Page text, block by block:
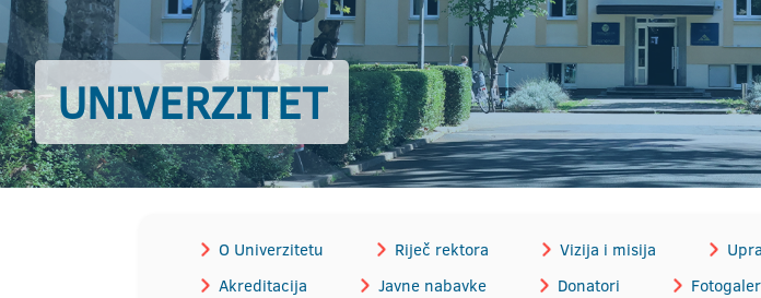
UNIVERZITET
O Univerzitetu Riječ rektora Vizija i misija
Akreditacija
Javne nabavke Donatori